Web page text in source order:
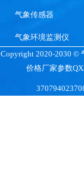
气象传感器
气象环境监测仪
Copyright 2020-2030 ©
价格厂家参数